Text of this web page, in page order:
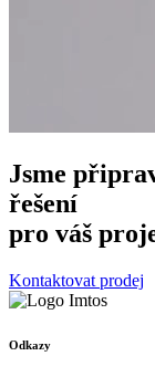
Jsme
řešení
pro váš
Kontaktovat prodej
Odkazy